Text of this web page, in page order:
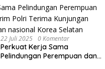
Bandung Kota .
22 Juli 2025 0 Komentar
Perkuat Kerja Sama
Pelindungan Perempuan dan